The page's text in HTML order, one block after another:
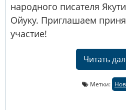
народного писателя
Ойуку. Приглашаем
участие!
Метки:
Читать